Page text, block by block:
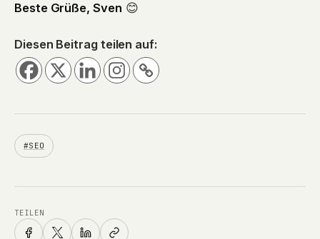
Beste Grüße, Sven 😊
Diesen Beitrag teilen auf:
#SEO
TEILEN